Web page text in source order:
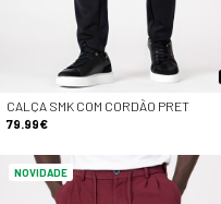
CALÇA SMK COM CORDÃO PRET
79.99€
NOVIDADE